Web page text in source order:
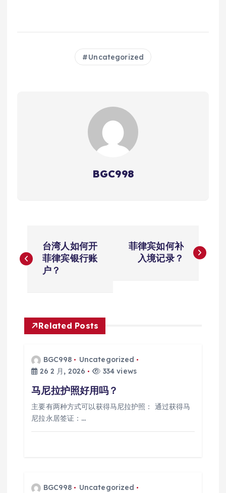
Uncategorized
BGC998
章
航
台湾人如何开
菲律宾银行账
户？
菲律宾如何补
入境记录？
Related Posts
BGC998
Uncategorized
26 2 月, 2026
334 views
马尼拉护照好用吗？
主要有两种方式可以获得马尼拉护照： 通过获得马
尼拉永居签证：…
BGC998
Uncategorized